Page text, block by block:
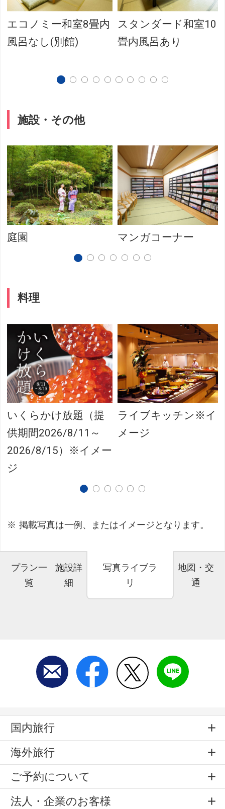
エコノミー和室8畳内
風呂なし(別館)
スタンダード和室10
畳内風呂あり
施設・その他
庭園 マンガコーナー
料理
いくらかけ放題（提
供期間2026/8/11～
2026/8/15）※イメー
ジ
ライブキッチン※イ
メージ
掲載写真は一例、またはイメージとなります。
プラン一
覧
施設詳
細
写真ライブラ
リ
地図・交
通
国内旅行
海外旅行
ご予約について
法人・企業のお客様